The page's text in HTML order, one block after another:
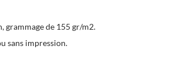
grammage de 155 gr/m2.
sans impression.